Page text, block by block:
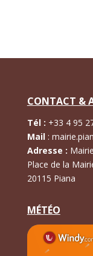
CONTACT &
Tél : +33 4 95
Mail:
Adresse :
Place de la
20115 Piana
MÉTÉO